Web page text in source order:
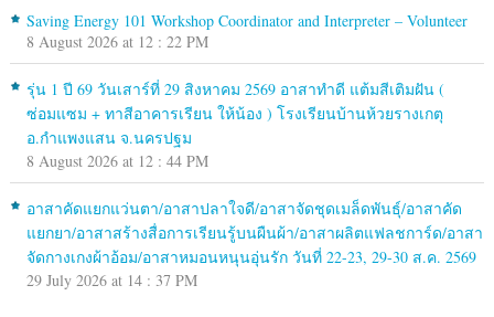
Saving Energy 101 Workshop Coordinator and Interpreter – Volunteer
8 August 2026 at 12 : 22 PM
รุ่น 1 ปี 69 วันเสาร์ที่ 29 สิงหาคม 2569 อาสาทำดี แต้มสีเติมฝัน (
ซ่อมแซม + ทาสีอาคารเรียน ให้น้อง ) โรงเรียนบ้านห้วยรางเกตุ
อ.กำแพงแสน จ.นครปฐม
8 August 2026 at 12 : 44 PM
อาสาคัดแยกแว่นตา/อาสาปลาใจดี/อาสาจัดชุดเมล็ดพันธุ์/อาสาคัด
แยกยา/อาสาสร้างสื่อการเรียนรู้บนผืนผ้า/อาสาผลิตแฟลชการ์ด/อาสา
จัดกางเกงผ้าอ้อม/อาสาหมอนหนุนอุ่นรัก วันที่ 22-23, 29-30 ส.ค. 2569
29 July 2026 at 14 : 37 PM